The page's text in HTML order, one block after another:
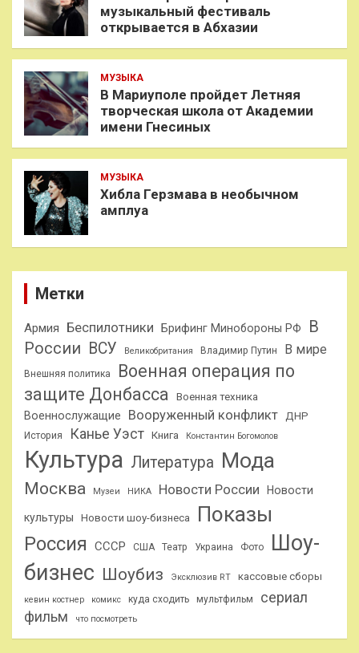
музыкальный фестиваль
открывается в Абхазии
МУЗЫКА
В Мариуполе пройдет Летняя
творческая школа от Академии
имени Гнесиных
МУЗЫКА
Хибла Герзмава в необычном
амплуа
Метки
Армия Беспилотники Брифинг Минобороны РФ
В
России ВСУ Великобритания Владимир Путин В мире
Внешняя политика
Военная операция по
защите Донбасса
Военная техника
Военнослужащие Вооруженный конфликт ДНР
История Канье Уэст Книга Константин Богомолов
Культура Литература Мода
Москва Музеи НИКА Новости России Новости
культуры Новости шоу-бизнеса Показы
Россия СССР США Театр Украина Фото
Шоу-
бизнес Шоубиз Эксклюзив RT кассовые сборы
кевин костнер комикс куда сходить мультфильм
сериал
фильм
что посмотреть